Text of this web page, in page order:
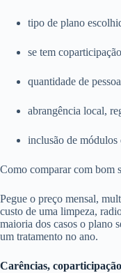
tipo de plano
se tem coparticipação
quantidade de
abrangência local,
inclusão de
Como comparar com bom
Pegue o preço mensal,
custo de uma limpeza,
maioria dos casos o plano
um tratamento no ano.
Carências,